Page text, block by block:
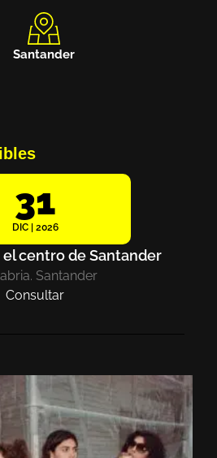
Santander
31
DIC | 2026
el centro de Santander
Santander
Consultar